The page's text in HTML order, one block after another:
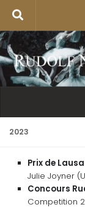
2023
Prix de
Julie Joyner
Concours
Competition